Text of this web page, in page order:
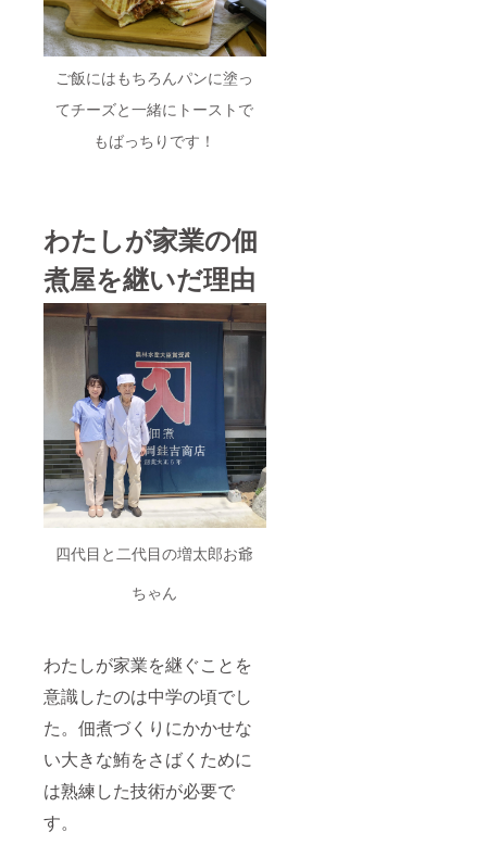
ご飯にはもちろんパンに塗っ
てチーズと一緒にトーストで
もばっちりです！
わたしが家業の佃
煮屋を継いだ理由
四代目と二代目の増太郎お爺
ちゃん
わたしが家業を継ぐことを
意識したのは中学の頃でし
た。佃煮づくりにかかせな
い大きな鮪をさばくために
は熟練した技術が必要で
す。